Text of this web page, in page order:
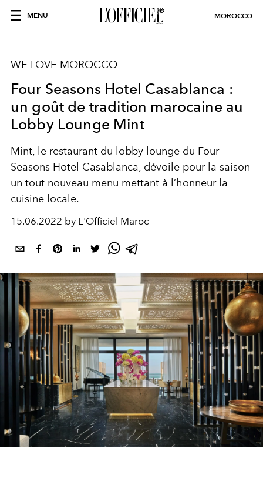
MENU MOROCCO
WE LOVE MOROCCO
Four Seasons Hotel Casablanca :
un goût de tradition marocaine au
Lobby Lounge Mint
Mint, le restaurant du lobby lounge du Four
Seasons Hotel Casablanca, dévoile pour la saison
un tout nouveau menu mettant à l’honneur la
cuisine locale.
15.06.2022 by L'Officiel Maroc